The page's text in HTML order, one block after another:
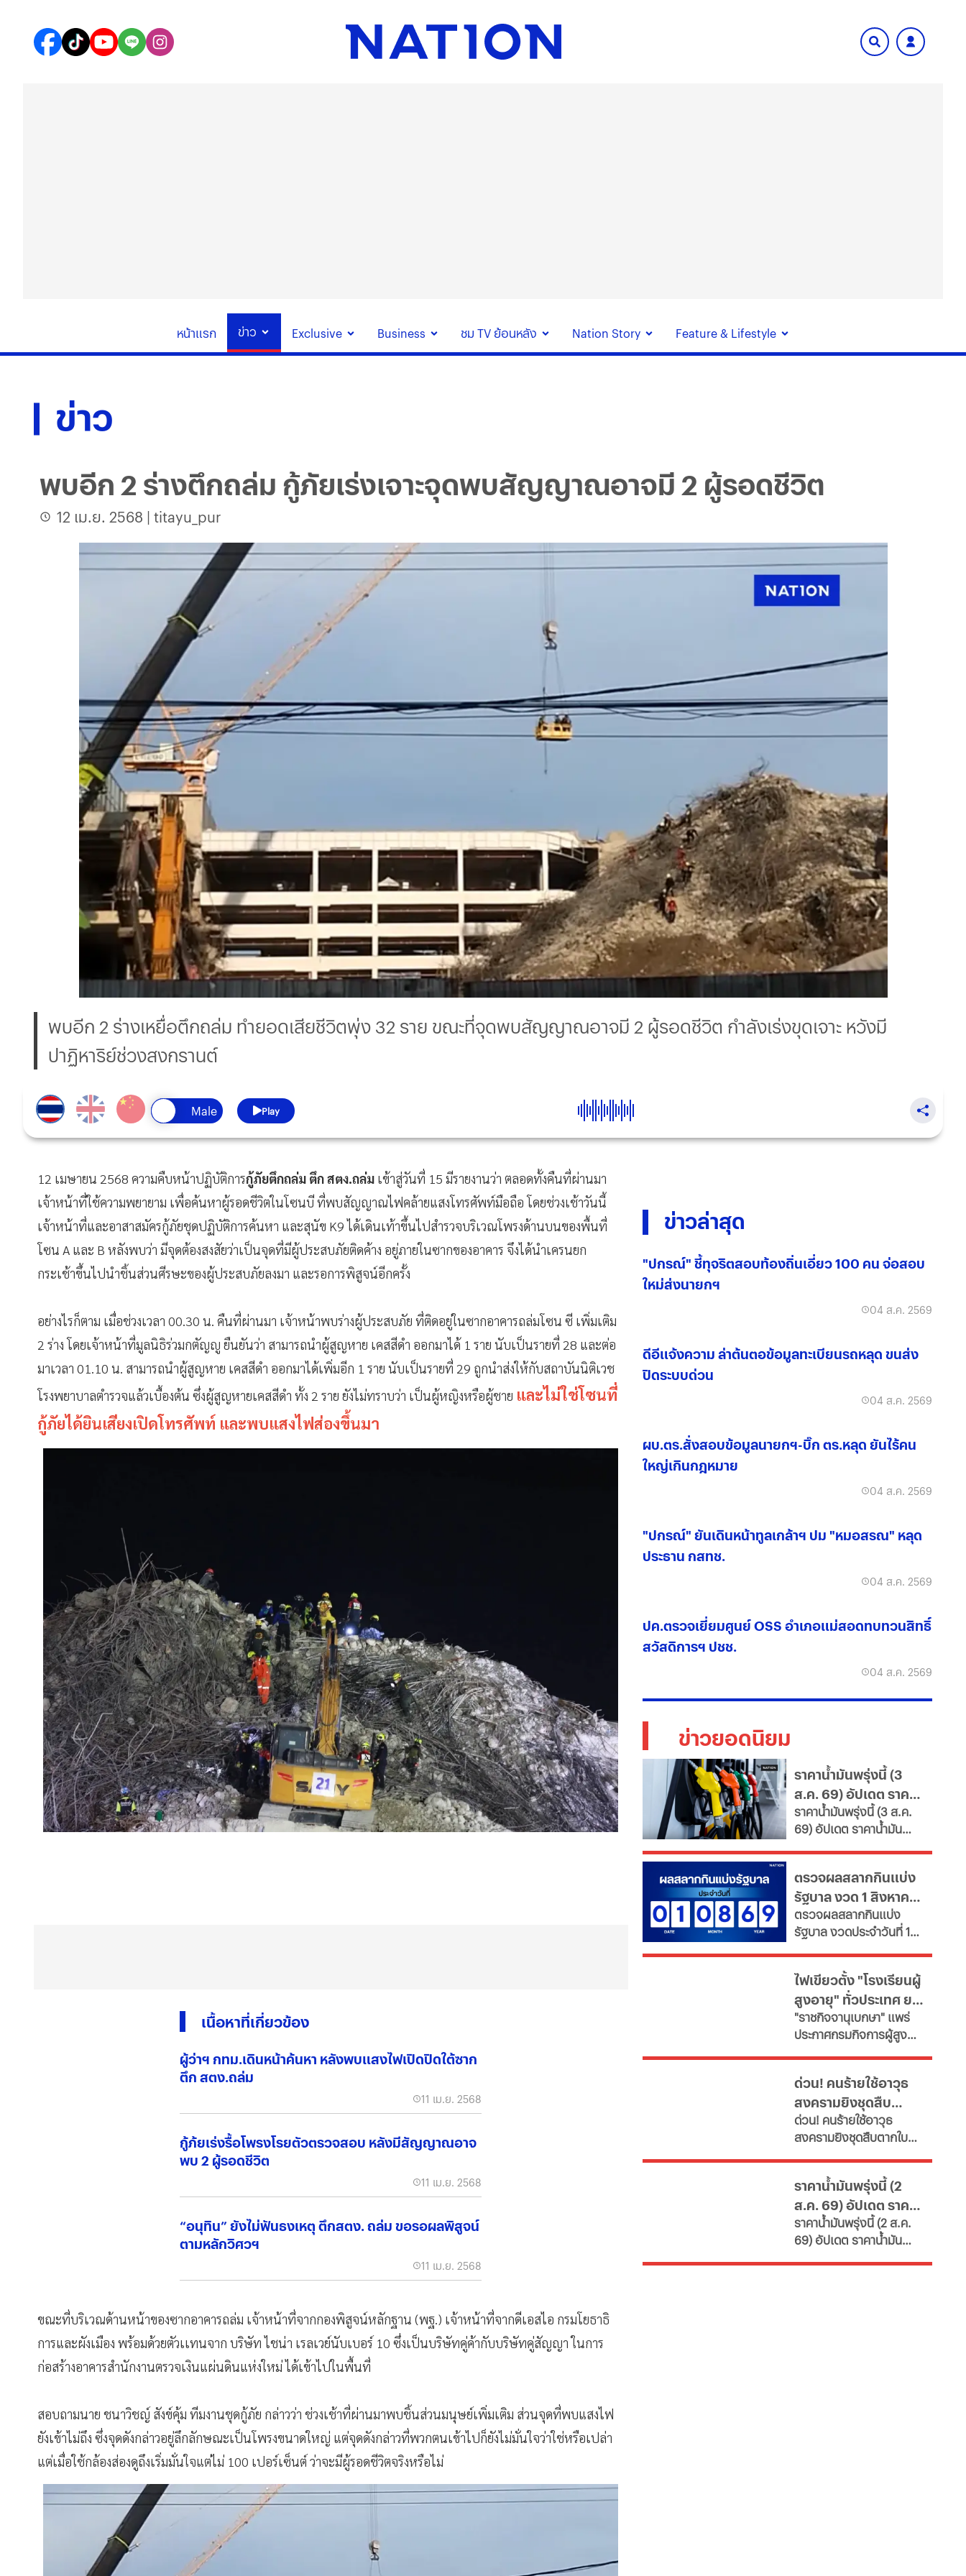
หน้าแรก ข่าว Exclusive Business ชม TV ย้อนหลัง Nation Story Feature & Lifestyle
ข่าว
พบอีก 2 ร่างตึกถล่ม กู้ภัยเร่งเจาะจุดพบสัญญาณอาจมี 2 ผู้รอดชีวิต
12 เม.ย. 2568 | titayu_pur
พบอีก 2 ร่างเหยื่อตึกถล่ม ทำยอดเสียชีวิตพุ่ง 32 ราย ขณะที่จุดพบสัญญาณอาจมี 2 ผู้รอดชีวิต กำลังเร่งขุดเจาะ หวังมี
ปาฏิหาริย์ช่วงสงกรานต์
Play
12 เมษายน 2568 ความคืบหน้าปฏิบัติการกู้ภัยตึกถล่ม ตึก สตง.ถล่ม เข้าสู่วันที่ 15 มีรายงานว่า ตลอดทั้งคืนที่ผ่านมา
เจ้าหน้าที่ใช้ความพยายาม เพื่อค้นหาผู้รอดชีวิตในโซนบี ที่พบสัญญาณไฟคล้ายแสงโทรศัพท์มือถือ โดยช่วงเช้าวันนี้
เจ้าหน้าที่และอาสาสมัครกู้ภัยชุดปฏิบัติการค้นหา และสุนัข K9 ได้เดินเท้าขึ้นไปสำรวจบริเวณโพรงด้านบนของพื้นที่
โซน A และ B หลังพบว่า มีจุดต้องสงสัยว่าเป็นจุดที่มีผู้ประสบภัยติดค้าง อยู่ภายในซากของอาคาร จึงได้นำเครนยก
กระเช้าขึ้นไปนำชิ้นส่วนศีรษะของผู้ประสบภัยลงมา และรอการพิสูจน์อีกครั้ง
อย่างไรก็ตาม เมื่อช่วงเวลา 00.30 น. คืนที่ผ่านมา เจ้าหน้าพบร่างผู้ประสบภัย ที่ติดอยู่ในซากอาคารถล่มโซน ซี เพิ่มเติม
2 ร่าง โดยเจ้าหน้าที่มูลนิธิร่วมกตัญญู ยืนยันว่า สามารถนำผู้สูญหาย เคสสีดำ ออกมาได้ 1 ราย นับเป็นรายที่ 28 และต่อ
มาเวลา 01.10 น. สามารถนำผู้สูญหาย เคสสีดำ ออกมาได้เพิ่มอีก 1 ราย นับเป็นรายที่ 29 ถูกนำส่งให้กับสถาบันนิติเวช
โรงพยาบาลตำรวจแล้วเบื้องต้น ซึ่งผู้สูญหายเคสสีดำ ทั้ง 2 ราย ยังไม่ทราบว่า เป็นผู้หญิงหรือผู้ชาย และไม่ใช่โซนที่
กู้ภัยได้ยินเสียงเปิดโทรศัพท์ และพบแสงไฟส่องขึ้นมา
เนื้อหาที่เกี่ยวข้อง
ผู้ว่าฯ กทม.เดินหน้าค้นหา หลังพบแสงไฟเปิดปิดใต้ซาก
ตึก สตง.ถล่ม
11 เม.ย. 2568
กู้ภ้ยเร่งรื้อโพรงโรยตัวตรวจสอบ หลังมีสัญญาณอาจ
พบ 2 ผู้รอดชีวิต
11 เม.ย. 2568
“อนุทิน” ยังไม่ฟันธงเหตุ ตึกสตง. ถล่ม ขอรอผลพิสูจน์
ตามหลักวิศวฯ
11 เม.ย. 2568
ขณะที่บริเวณด้านหน้าของซากอาคารถล่ม เจ้าหน้าที่จากกองพิสูจน์หลักฐาน (พฐ.) เจ้าหน้าที่จากดีเอสไอ กรมโยธาธิ
การและผังเมือง พร้อมด้วยตัวเเทนจาก บริษัท ไชน่า เรลเวย์นับเบอร์ 10 ซึ่งเป็นบริษัทคู่ค้ากับบริษัทคู่สัญญา ในการ
ก่อสร้างอาคารสำนักงานตรวจเงินแผ่นดินแห่งใหม่ ได้เข้าไปในพื้นที่
สอบถามนาย ชนาวิชญ์ สังข์คุ้ม ทีมงานชุดกู้ภัย กล่าวว่า ช่วงเช้าที่ผ่านมาพบชิ้นส่วนมนุษย์เพิ่มเติม ส่วนจุดที่พบแสงไฟ
ยังเข้าไม่ถึง ซึ่งจุดดังกล่าวอยู่ลึกลักษณะเป็นโพรงขนาดใหญ่ แต่จุดดังกล่าวที่พวกตนเข้าไปก็ยังไม่มั่นใจว่าใช่หรือเปล่า
แต่เมื่อใช้กล้องส่องดูถึงเริ่มมั่นใจแต่ไม่ 100 เปอร์เซ็นต์ ว่าจะมีผู้รอดชีวิตจริงหรือไม่
ข่าวล่าสุด
"ปกรณ์" ชี้ทุจริตสอบท้องถิ่นเอี่ยว 100 คน จ่อสอบ
ใหม่ส่งนายกฯ
04 ส.ค. 2569
ดีอีแจ้งความ ล่าต้นตอข้อมูลทะเบียนรถหลุด ขนส่ง
ปิดระบบด่วน
04 ส.ค. 2569
ผบ.ตร.สั่งสอบข้อมูลนายกฯ-บิ๊ก ตร.หลุด ยันไร้คน
ใหญ่เกินกฎหมาย
04 ส.ค. 2569
"ปกรณ์" ยันเดินหน้าทูลเกล้าฯ ปม "หมอสรณ" หลุด
ประธาน กสทช.
04 ส.ค. 2569
ปค.ตรวจเยี่ยมศูนย์ OSS อำเภอแม่สอดทบทวนสิทธิ์
สวัสดิการฯ ปชช.
04 ส.ค. 2569
ข่าวยอดนิยม
ราคาน้ำมันพรุ่งนี้ (3
ส.ค. 69) อัปเดต ราคา
น้ำมันล่าสุด จากปั๊ม
ใหญ่
ราคาน้ำมันพรุ่งนี้ (3 ส.ค.
69) อัปเดต ราคาน้ำมัน
ดีเซล เบนซิน และ แก๊สโซ
ฮอล์
ตรวจผลสลากกินแบ่ง
รัฐบาล งวด 1 สิงหาคม
2569 อัปเดตล่าสุด
ตรวจผลสลากกินแบ่ง
รัฐบาล งวดประจำวันที่ 1
รายงานผลการออกรางวัล
ลอตเตอรี่สดๆ ร้อนๆ ส่ง
ตรงจากสำนักงานสลากกิน
แบ่งรัฐบาล
ไฟเขียวตั้ง "โรงเรียนผู้
สูงอายุ" ทั่วประเทศ ยก
ระดับคุณภาพชีวิต เช็ก
เงื่อนไข
"ราชกิจจานุเบกษา" แพร่
ประกาศกรมกิจการผู้สูง
เคลื่อนสังคมสูงวัยอย่างมี
คุณค่า หนุนพัฒนา
ศักยภาพ-เรียนรู้ตลอดชีวิต
เผยช่องทางยื่นคำขอทั้ง
กทม.-ต่างจังหวัด พบ
ฝ่าฝืนเกณฑ์เสี่ยงถูกสั่ง
เพิกถอน
ด่วน! คนร้ายใช้อาวุธ
สงครามยิงชุดสืบ
ตากใบ ดับ 2 เจ็บหลาย
ราย ขณะปิดล้อมค้นยา
เสพติดที่สวนปาล์ม
ด่วน! คนร้ายใช้อาวุธ
สงครามยิงชุดสืบตากใบ
ล้อมค้นยาเสพติดที่สวน
ปาล์ม เจ้าหน้าที่สนธิกำลัง
เจ้าหน้าที่ 3 ฝ่าย เร่งล่าตัว
ราคาน้ำมันพรุ่งนี้ (2
ส.ค. 69) อัปเดต ราคา
น้ำมันล่าสุด ปั๊มใหญ่
ราคาน้ำมันพรุ่งนี้ (2 ส.ค.
69) อัปเดต ราคาน้ำมัน